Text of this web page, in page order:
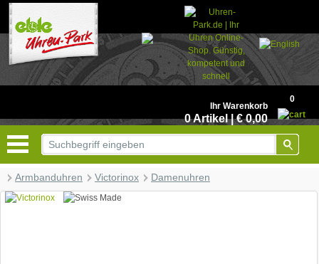
Ihr Warenkorb
0 Artikel | € 0,00
0
Armbanduhren Victorinox Damenuhren
© 2026 - Based on eCommerce Engine xt:Commerce Shopsoftware